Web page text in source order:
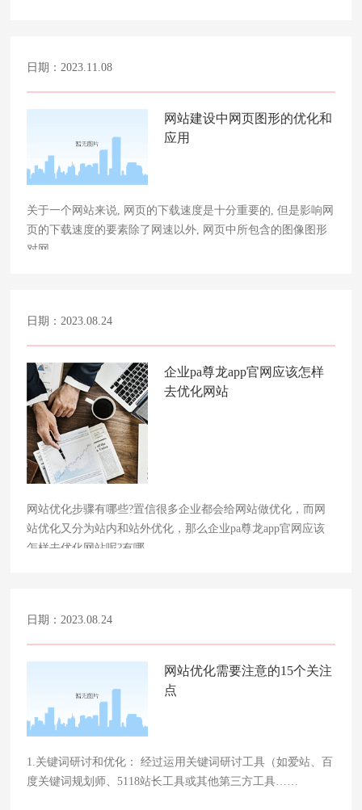
日期：2023.11.08
网站建设中网页图形的优化和
应用
关于一个网站来说, 网页的下载速度是十分重要的, 但是影响网
页的下载速度的要素除了网速以外, 网页中所包含的图像图形
对网……
日期：2023.08.24
企业pa尊龙app官网应该怎样
去优化网站
网站优化步骤有哪些?置信很多企业都会给网站做优化，而网
站优化又分为站内和站外优化，那么企业pa尊龙app官网应该
怎样去优化网站呢?有哪……
日期：2023.08.24
网站优化需要注意的15个关注
点
1.关键词研讨和优化： 经过运用关键词研讨工具（如爱站、百
度关键词规划师、5118站长工具或其他第三方工具……